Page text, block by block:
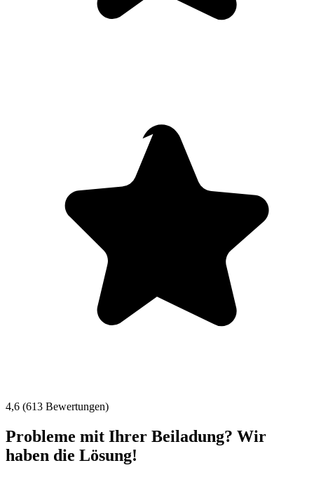
4,6 (613 Bewertungen)
Probleme mit Ihrer Beiladung? Wir
haben die Lösung!